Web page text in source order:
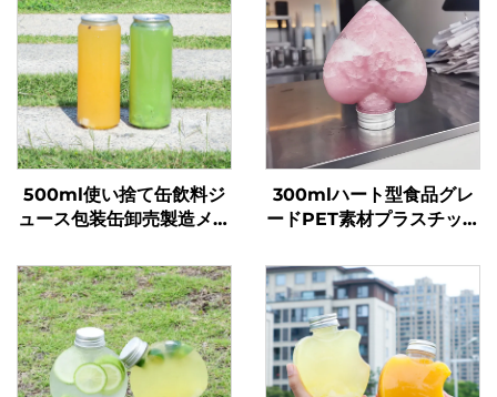
500ml使い捨て缶飲料ジ
ュース包装缶卸売製造メー
300mlハート型食品グレ
ードPET素材プラスチック
ンク用ホットセール